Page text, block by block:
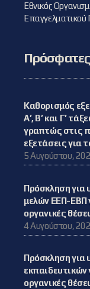
Εθνικός
Καθορισμός
Α’, Β’ και Γ’
γραπτώς στις
εξετάσεις για
5 Αυγούστου,
Πρόσκληση
μελών ΕΕΠ-ΕΒΠ
οργανικές
4 Αυγούστου,
Πρόσκληση
εκπαιδευτικών
οργανικές